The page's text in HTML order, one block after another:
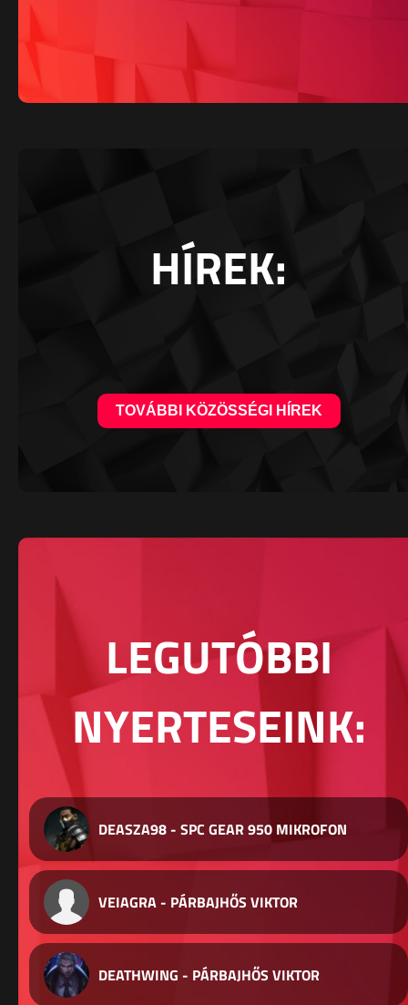
HÍREK:
TOVÁBBI KÖZÖSSÉGI HÍREK
LEGUTÓBBI
NYERTESEINK:
DEASZA98 - SPC GEAR 950 MIKROFON
VEIAGRA - PÁRBAJHŐS VIKTOR
DEATHWING - PÁRBAJHŐS VIKTOR